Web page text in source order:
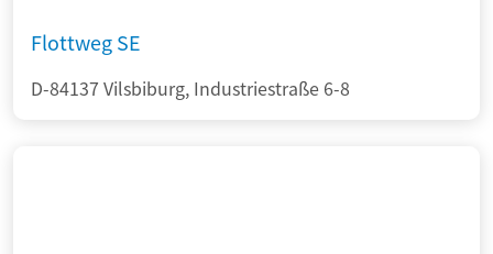
Flottweg SE
D-84137 Vilsbiburg, Industriestraße 6-8